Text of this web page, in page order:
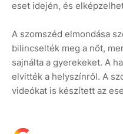
eset idején, és
A szomszéd elmondása
bilincselték meg a nőt,
sajnálta a gyerekeket. A
elvitték a helyszínről. A
videókat is készített az